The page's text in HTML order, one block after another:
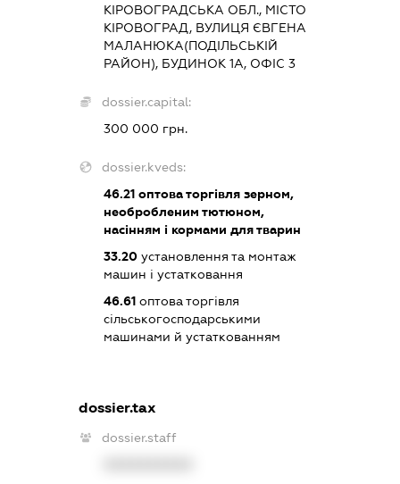
КІРОВОГРАДСЬКА ОБЛ., МІСТО
КІРОВОГРАД, ВУЛИЦЯ ЄВГЕНА
МАЛАНЮКА(ПОДІЛЬСЬКІЙ
РАЙОН), БУДИНОК 1А, ОФІС 3
dossier.capital:
300 000 грн.
dossier.kveds:
46.21оптова торгівля зерном,
необробленим тютюном,
насінням і кормами для тварин
33.20установлення та монтаж
машин і устатковання
46.61оптова торгівля
сільськогосподарськими
машинами й устаткованням
dossier.tax
dossier.staff